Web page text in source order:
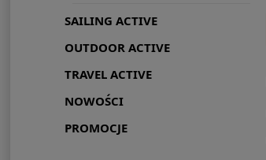
SAILING ACTIVE
OUTDOOR ACTIVE
TRAVEL ACTIVE
NOWOŚCI
PROMOCJE